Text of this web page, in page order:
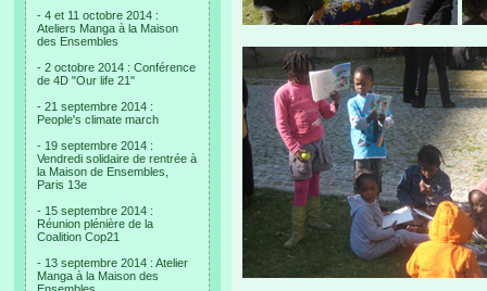
- 4 et 11 octobre 2014 :
Ateliers Manga à la Maison
des Ensembles
- 2 octobre 2014 : Conférence
de 4D "Our life 21"
- 21 septembre 2014 :
People's climate march
- 19 septembre 2014 :
Vendredi solidaire de rentrée à
la Maison de Ensembles,
Paris 13e
- 15 septembre 2014 :
Réunion plénière de la
Coalition Cop21
- 13 septembre 2014 : Atelier
Manga à la Maison des